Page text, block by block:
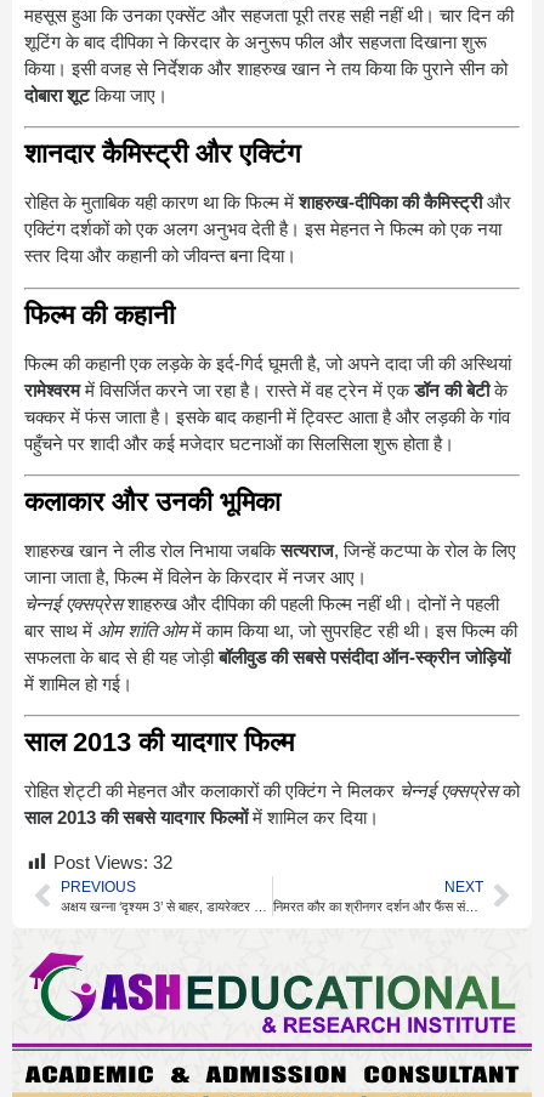
महसूस हुआ कि उनका एक्सेंट और सहजता पूरी तरह सही नहीं थी। चार दिन की
शूटिंग के बाद दीपिका ने किरदार के अनुरूप फील और सहजता दिखाना शुरू
किया। इसी वजह से निर्देशक और शाहरुख खान ने तय किया कि पुराने सीन को
दोबारा शूटकिया जाए।
शानदार कैमिस्ट्री और एक्टिंग
रोहित के मुताबिक यही कारण था कि फिल्म मेंशाहरुख-दीपिका की कैमिस्ट्रीऔर
एक्टिंग दर्शकों को एक अलग अनुभव देती है। इस मेहनत ने फिल्म को एक नया
स्तर दिया और कहानी को जीवन्त बना दिया।
फिल्म की कहानी
फिल्म की कहानी एक लड़के के इर्द-गिर्द घूमती है, जो अपने दादा जी की अस्थियां
रामेश्वरममें विसर्जित करने जा रहा है। रास्ते में वह ट्रेन में एकडॉन की बेटीके
चक्कर में फंस जाता है। इसके बाद कहानी में ट्विस्ट आता है और लड़की के गांव
पहुँचने पर शादी और कई मजेदार घटनाओं का सिलसिला शुरू होता है।
कलाकार और उनकी भूमिका
शाहरुख खान ने लीड रोल निभाया जबकिसत्यराज, जिन्हें कटप्पा के रोल के लिए
जाना जाता है, फिल्म में विलेन के किरदार में नजर आए।
चेन्नई एक्सप्रेसशाहरुख और दीपिका की पहली फिल्म नहीं थी। दोनों ने पहली
बार साथ में ओम शांति ओममें काम किया था, जो सुपरहिट रही थी। इस फिल्म की
सफलता के बाद से ही यह जोड़ीबॉलीवुड की सबसे पसंदीदा ऑन-स्क्रीन जोड़ियों
में शामिल हो गई।
साल 2013 की यादगार फिल्म
रोहित शेट्टी की मेहनत और कलाकारों की एक्टिंग ने मिलकर चेन्नई एक्सप्रेसको
साल 2013 की सबसे यादगार फिल्मोंमें शामिल कर दिया।
Post Views: 32
PREVIOUS NEXT
निमरत कौर का श्रीनगर दर्शन और फैंस संग सादगी भरा अंदाज